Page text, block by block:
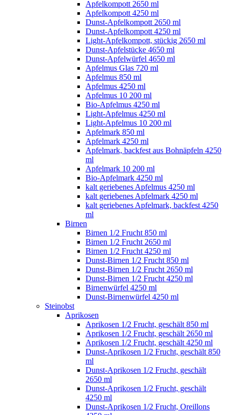
Apfelkompott 2650 ml
Apfelkompott 4250 ml
Dunst-Apfelkompott 2650 ml
Dunst-Apfelkompott 4250 ml
Light-Apfelkompott, stückig 2650 ml
Dunst-Apfelstücke 4650 ml
Dunst-Apfelwürfel 4650 ml
Apfelmus Glas 720 ml
Apfelmus 850 ml
Apfelmus 4250 ml
Apfelmus 10 200 ml
Bio-Apfelmus 4250 ml
Light-Apfelmus 4250 ml
Light-Apfelmus 10 200 ml
Apfelmark 850 ml
Apfelmark 4250 ml
Apfelmark, backfest aus Bohnäpfeln 4250
ml
Apfelmark 10 200 ml
Bio-Apfelmark 4250 ml
kalt geriebenes Apfelmus 4250 ml
kalt geriebenes Apfelmark 4250 ml
kalt geriebenes Apfelmark, backfest 4250
ml
Birnen
Birnen 1/2 Frucht 850 ml
Birnen 1/2 Frucht 2650 ml
Birnen 1/2 Frucht 4250 ml
Dunst-Birnen 1/2 Frucht 850 ml
Dunst-Birnen 1/2 Frucht 2650 ml
Dunst-Birnen 1/2 Frucht 4250 ml
Birnenwürfel 4250 ml
Dunst-Birnenwürfel 4250 ml
Steinobst
Aprikosen
Aprikosen 1/2 Frucht, geschält 850 ml
Aprikosen 1/2 Frucht, geschält 2650 ml
Aprikosen 1/2 Frucht, geschält 4250 ml
Dunst-Aprikosen 1/2 Frucht, geschält 850
ml
Dunst-Aprikosen 1/2 Frucht, geschält
2650 ml
Dunst-Aprikosen 1/2 Frucht, geschält
4250 ml
Dunst-Aprikosen 1/2 Frucht, Oreillons